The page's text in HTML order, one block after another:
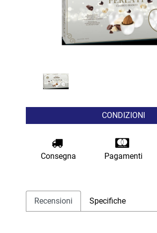
CONDIZIONI
Consegna Pagamenti
Recensioni Specifiche